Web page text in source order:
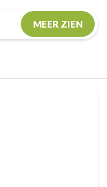
MEER ZIEN